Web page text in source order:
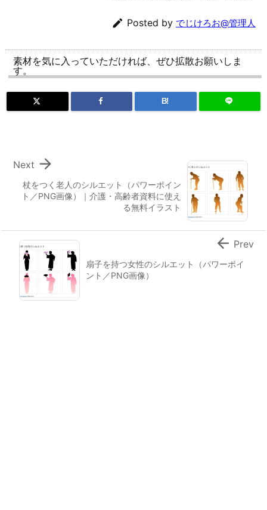
 Posted by でじけろお@管理人
素材を気に入っていただければ、ぜひ拡散お願いしま
す。
B!
杖をつく老人のシルエット（パワーポイン
ト／PNG画像）｜介護・高齢者資料に使え
る無料イラスト

Next
扇子を持つ女性のシルエット（パワーポイ
ント／PNG画像）
 Prev